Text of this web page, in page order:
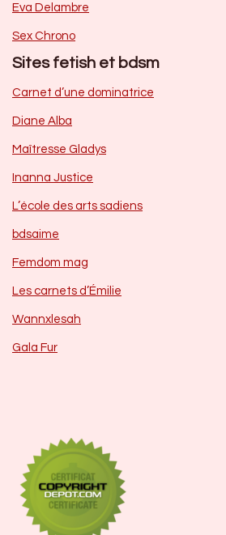
Eva Delambre
Sex Chrono
Sites fetish et bdsm
Carnet d’une dominatrice
Diane Alba
Maîtresse Gladys
Inanna Justice
L’école des arts sadiens
bdsaime
Femdom mag
Les carnets d’Émilie
Wannxlesah
Gala Fur